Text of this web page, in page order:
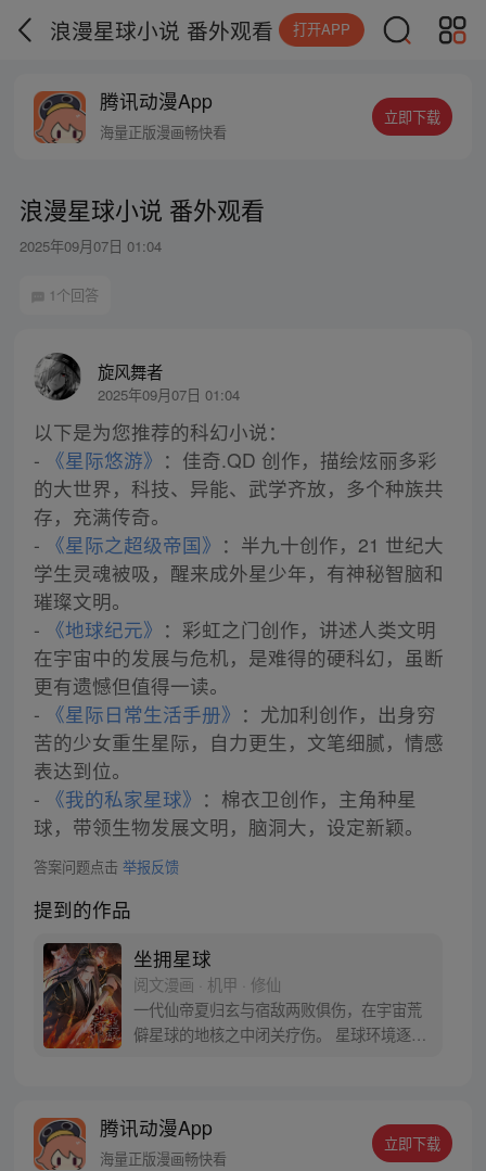
浪漫星球小说 番外观看 打开APP
腾讯动漫App
海量正版漫画畅快看
立即下载
浪漫星球小说 番外观看
2025年09月07日 01:04
1个回答
旋风舞者
2025年09月07日 01:04
以下是为您推荐的科幻小说：
- 《星际悠游》 ：佳奇.QD 创作，描绘炫丽多彩
的大世界，科技、异能、武学齐放，多个种族共
存，充满传奇。
- 《星际之超级帝国》 ：半九十创作，21 世纪大
学生灵魂被吸，醒来成外星少年，有神秘智脑和
璀璨文明。
- 《地球纪元》 ：彩虹之门创作，讲述人类文明
在宇宙中的发展与危机，是难得的硬科幻，虽断
更有遗憾但值得一读。
- 《星际日常生活手册》 ：尤加利创作，出身穷
苦的少女重生星际，自力更生，文笔细腻，情感
表达到位。
- 《我的私家星球》 ：棉衣卫创作，主角种星
球，带领生物发展文明，脑洞大，设定新颖。
答案问题点击 举报反馈
提到的作品
坐拥星球
阅文漫画 · 机甲 · 修仙
一代仙帝夏归玄与宿敌两败俱伤，在宇宙荒
僻星球的地核之中闭关疗伤。 星球环境逐步
类探险飞船来到此地。 各级位面，不知名的
强大生命开始瞄向这里。 多方碰撞，英雄并
腾讯动漫App
海量正版漫画畅快看
立即下载